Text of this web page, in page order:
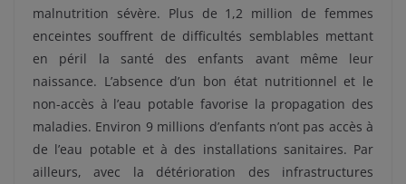
malnutrition sévère. Plus de 1,2 million de femmes
enceintes souffrent de difficultés semblables mettant
en péril la santé des enfants avant même leur
naissance. L’absence d’un bon état nutritionnel et le
non-accès à l’eau potable favorise la propagation des
maladies. Environ 9 millions d’enfants n’ont pas accès à
de l’eau potable et à des installations sanitaires. Par
ailleurs, avec la détérioration des infrastructures